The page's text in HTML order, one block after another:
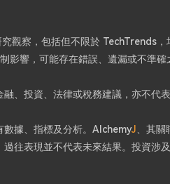
觀察，包括但不限於 TechTrends
影響，可能存在錯誤、遺漏或不準確
、投資、法律或稅務建議，亦不代
數據、指標及分析。AlchemyJ 、其
往表現並不代表未來結果。投資涉